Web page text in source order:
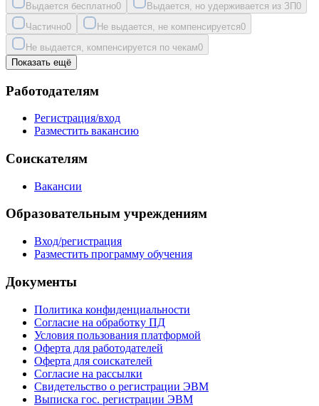
Выдается бесплатно0 Выдается, но удерживается из ЗП0
Частично0 Не выдается, не компенсируется0
Не выдается, компенсируется по чекам0
Показать ещё
Работодателям
Регистрация/вход
Разместить вакансию
Соискателям
Вакансии
Образовательным учреждениям
Вход/регистрация
Разместить программу обучения
Документы
Политика конфиденциальности
Согласие на обработку ПД
Условия пользования платформой
Оферта для работодателей
Оферта для соискателей
Согласие на рассылки
Свидетельство о регистрации ЭВМ
Выписка гос. регистрации ЭВМ